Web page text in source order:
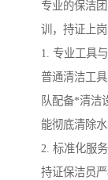
专业的保洁
训，持证上
1. 专业工具
普通清洁工
队配备*清洁
能彻底清除
2. 标准化服
持证保洁员